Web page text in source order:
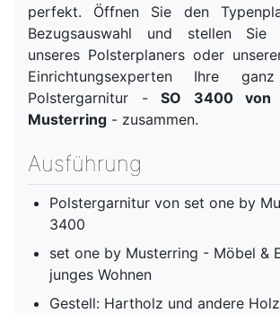
perfekt. Öffnen Sie den
Bezugsauswahl und stellen
unseres Polsterplaners oder
Einrichtungsexperten Ihre
Polstergarnitur -SO 3400
Musterring - zusammen.
Ausführung
Polstergarnitur von set one by
3400
set one by Musterring - Möbel &
junges Wohnen
Gestell: Hartholz und andere